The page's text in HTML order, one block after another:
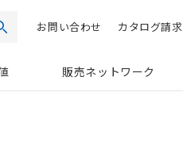
お問い合わせ カタログ請求
販売ネットワーク